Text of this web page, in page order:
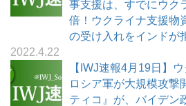
事支援は、すでにウク
倍！ウクライナ支援物
の受け入れをインドが
2022.4.22
【IWJ速報4月19日】
ロシア軍が大規模攻撃
ティコ』が、バイデン